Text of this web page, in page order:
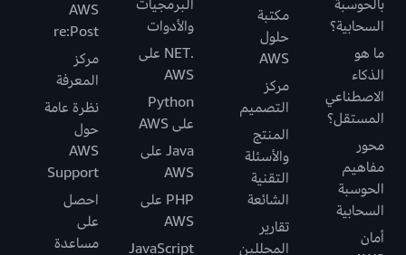
بالحوسبة
السحابية؟
ما هو
الذكاء
الاصطناعي
المستقل؟
محور
مفاهيم
الحوسبة
السحابية
أمان
مكتبة
حلول
AWS
مركز
التصميم
المنتج
والأسئلة
التقنية
الشائعة
تقارير
المحللين
البرمجيات
والأدوات
.NET على
AWS
Python
على AWS
Java على
AWS
PHP على
AWS
JavaScript
AWS
re:Post
مركز
المعرفة
نظرة عامة
حول
AWS
Support
احصل
على
مساعدة